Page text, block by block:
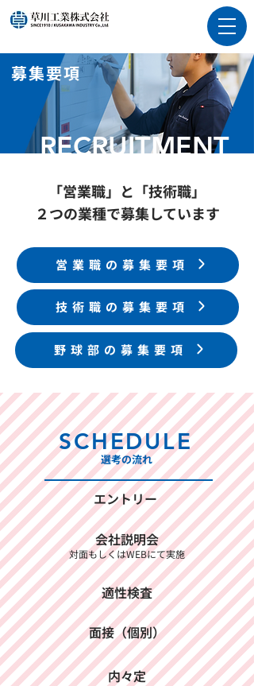
募集要項
RECRUITMENT
「営業職」と「技術職」
２つの業種で募集しています
営業職の募集要項
技術職の募集要項
野球部の募集要項
SCHEDULE
選考の流れ
エントリー
会社説明会
​対面もしくはWEBにて実施
適性検査
面接（個別）
内々定